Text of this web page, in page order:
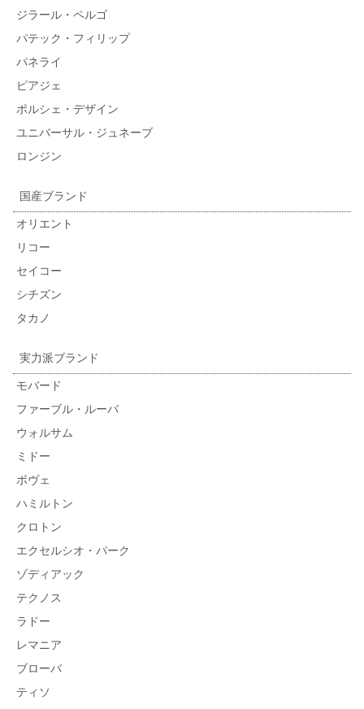
ジラール・ペルゴ
パテック・フィリップ
パネライ
ピアジェ
ポルシェ・デザイン
ユニバーサル・ジュネーブ
ロンジン
国産ブランド
オリエント
リコー
セイコー
シチズン
タカノ
実力派ブランド
モバード
ファーブル・ルーバ
ウォルサム
ミドー
ボヴェ
ハミルトン
クロトン
エクセルシオ・パーク
ゾディアック
テクノス
ラドー
レマニア
ブローバ
ティソ